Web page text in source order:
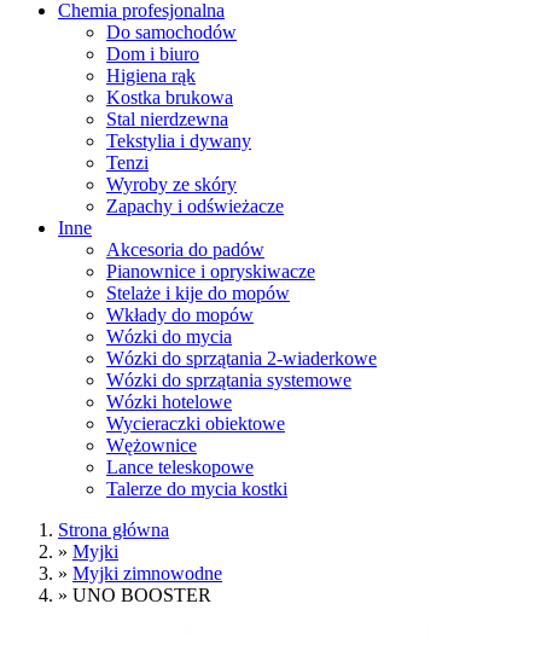
Chemia profesjonalna
Do samochodów
Dom i biuro
Higiena rąk
Kostka brukowa
Stal nierdzewna
Tekstylia i dywany
Tenzi
Wyroby ze skóry
Zapachy i odświeżacze
Inne
Akcesoria do padów
Pianownice i opryskiwacze
Stelaże i kije do mopów
Wkłady do mopów
Wózki do mycia
Wózki do sprzątania 2-wiaderkowe
Wózki do sprzątania systemowe
Wózki hotelowe
Wycieraczki obiektowe
Wężownice
Lance teleskopowe
Talerze do mycia kostki
Strona główna
» Myjki
» Myjki zimnowodne
» UNO BOOSTER